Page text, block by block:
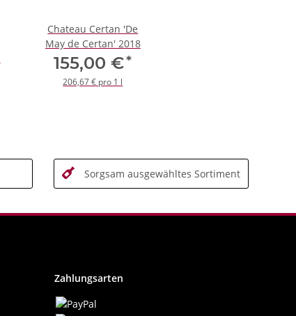
Chateau Certan 'De
May de Certan' 2018
155,00 €*
206,67 € pro 1 l
Sorgsam ausgewähltes Sortiment
Zahlungsarten